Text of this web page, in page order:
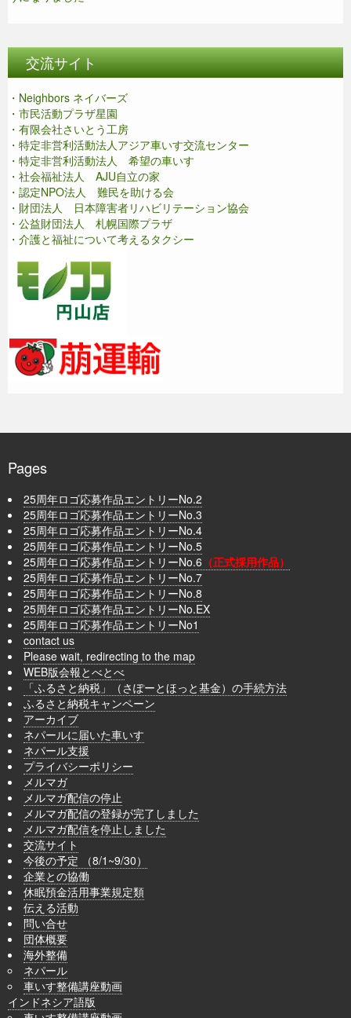
交流サイト
・Neighbors ネイバーズ
・市民活動プラザ星園
・有限会社さいとう工房
・特定非営利活動法人アジア車いす交流センター
・特定非営利活動法人 希望の車いす
・社会福祉法人 AJU自立の家
・認定NPO法人 難民を助ける会
・財団法人 日本障害者リハビリテーション協会
・公益財団法人 札幌国際プラザ
・介護と福祉について考えるタクシー
Pages
25周年ロゴ応募作品エントリーNo.2
25周年ロゴ応募作品エントリーNo.3
25周年ロゴ応募作品エントリーNo.4
25周年ロゴ応募作品エントリーNo.5
25周年ロゴ応募作品エントリーNo.6 （正式採用作品）
25周年ロゴ応募作品エントリーNo.7
25周年ロゴ応募作品エントリーNo.8
25周年ロゴ応募作品エントリーNo.EX
25周年ロゴ応募作品エントリーNo1
contact us
Please wait, redirecting to the map
WEB版会報とべとべ
「ふるさと納税」（さぽーとほっと基金）の手続方法
ふるさと納税キャンペーン
アーカイブ
ネパールに届いた車いす
ネパール支援
プライバシーポリシー
メルマガ
メルマガ配信の停止
メルマガ配信の登録が完了しました
メルマガ配信を停止しました
交流サイト
今後の予定 （8/1~9/30）
企業との協働
休眠預金活用事業規定類
伝える活動
問い合せ
団体概要
海外整備
ネパール
車いす整備講座動画
インドネシア語版